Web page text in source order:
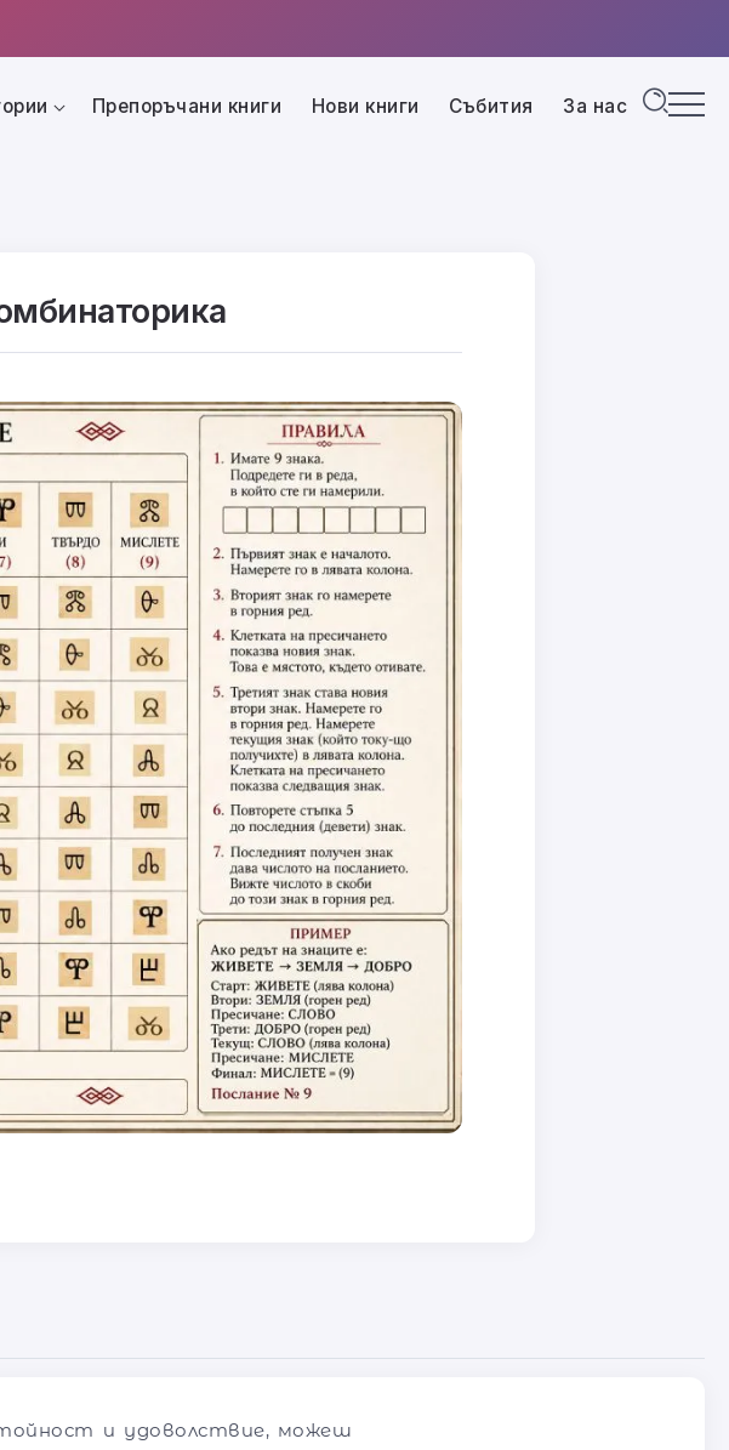
Препоръчани книги Нови книги Събития За нас
и удоволствие, можеш